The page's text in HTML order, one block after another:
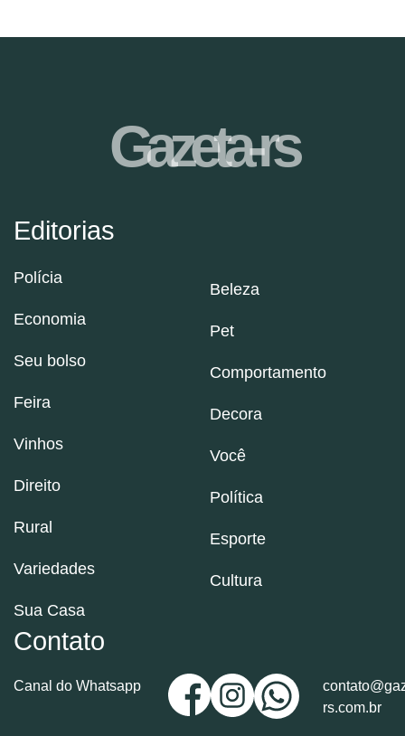
Editorias
Polícia
Economia
Seu bolso
Feira
Vinhos
Direito
Rural
Variedades
Sua Casa
Beleza
Pet
Comportamento
Decora
Você
Política
Esporte
Cultura
Contato
Canal do Whatsapp
rs.com.br
Gazeta-rs